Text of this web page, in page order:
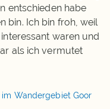
entschieden habe
bin. Ich bin froh, weil
waren und
als ich vermutet